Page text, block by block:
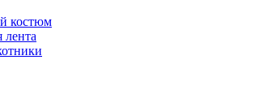
костюм
лента